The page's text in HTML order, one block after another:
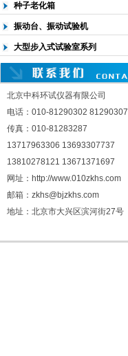
种子老化箱
振动台、振动试验机
大型步入式试验室系列
北京中科环试仪器有限公司
电话：010-81290302 81290307
传真：010-81283287
13717963306 13693307737
13810278121 13671371697
网址：http://www.010zkhs.com
邮箱：zkhs@bjzkhs.com
地址：北京市大兴区滨河街27号